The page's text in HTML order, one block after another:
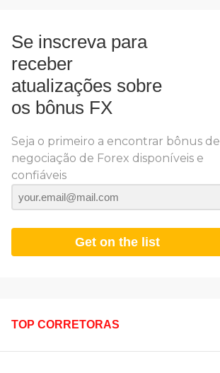
Se inscreva para
receber
atualizações sobre
os bônus FX
Seja o primeiro a encontrar bônus de
negociação de Forex disponíveis e
confiáveis
Get on the list
TOP CORRETORAS